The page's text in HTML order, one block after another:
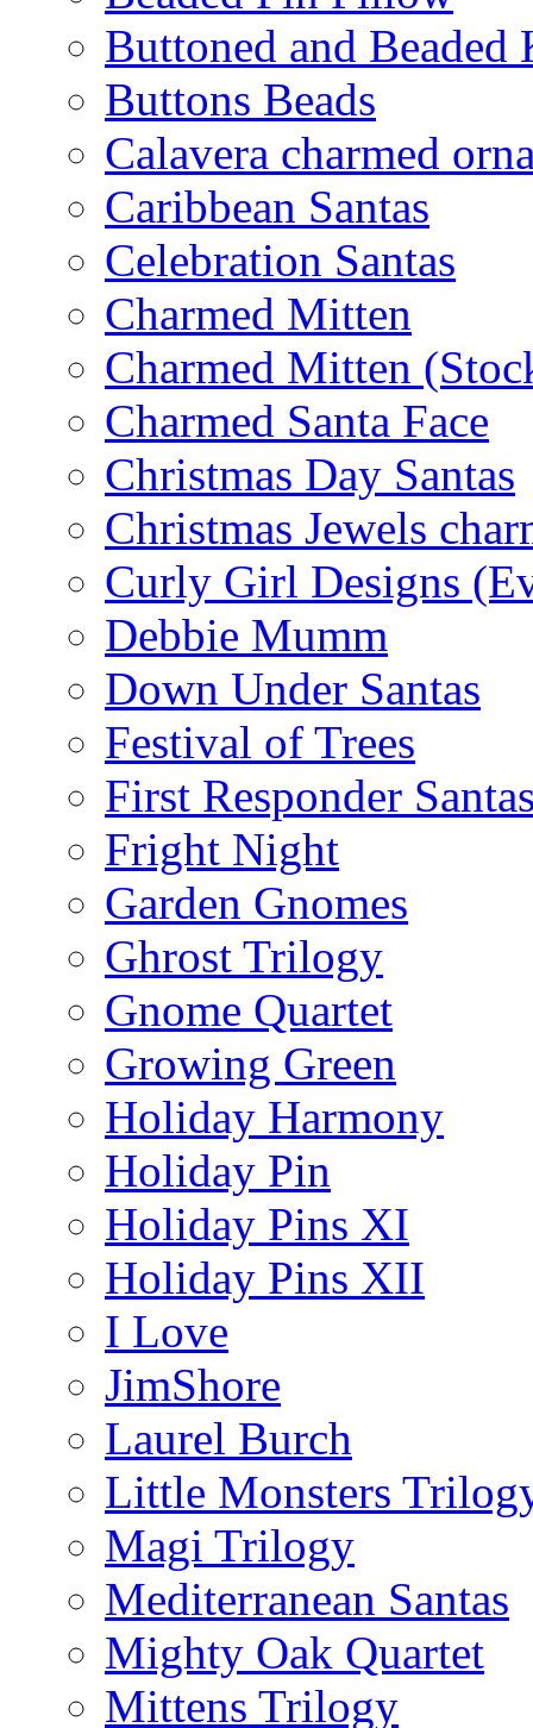
Buttoned and Beaded
Buttons Beads
Calavera charmed
Caribbean Santas
Celebration Santas
Charmed Mitten
Charmed Mitten
Charmed Santa Face
Christmas Day Santas
Christmas Jewels
Curly Girl Designs
Debbie Mumm
Down Under Santas
Festival of Trees
First Responder
Fright Night
Garden Gnomes
Ghrost Trilogy
Gnome Quartet
Growing Green
Holiday Harmony
Holiday Pin
Holiday Pins XI
Holiday Pins XII
I Love
JimShore
Laurel Burch
Little Monsters
Magi Trilogy
Mediterranean Santas
Mighty Oak Quartet
Mittens Trilogy